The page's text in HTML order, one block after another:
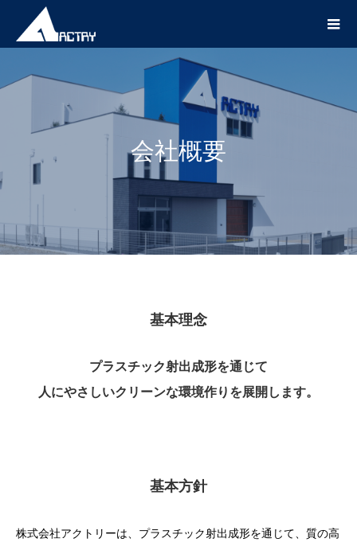
会社概要
基本理念
プラスチック射出成形を通じて
人にやさしいクリーンな環境作りを展開します。
基本方針
株式会社アクトリーは、プラスチック射出成形を通じて、質の高